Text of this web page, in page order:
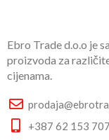
Ebro Trade d.o.o je
proizvoda za
cijenama.
+387 62 153 707